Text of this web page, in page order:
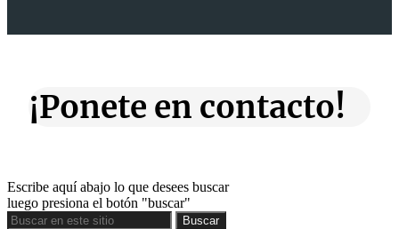
¡Ponete en contacto!
Escribe aquí abajo lo que desees buscar
luego presiona el botón "buscar"
Buscar
Buscar